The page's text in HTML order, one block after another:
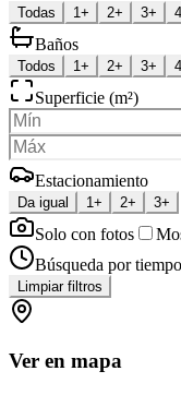
Todas 1+ 2+ 3+
Baños
Todos 1+ 2+ 3+
Superficie (m²)
Estacionamiento
Da igual 1+ 2+ 3+
Solo con fotos
Búsqueda por
Limpiar filtros
Ver en mapa